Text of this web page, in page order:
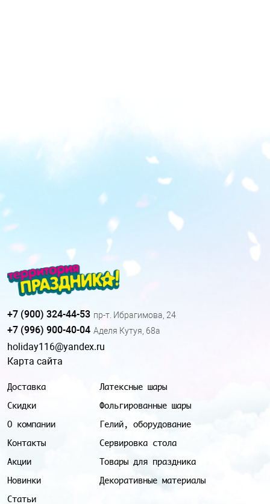
Доставка
Скидки
О компании
Контакты
Акции
Новинки
Статьи
Латексные шары
Фольгированные шары
Гелий, оборудование
Сервировка стола
Товары для праздника
Декоративные материалы
+7 (900) 324-44-53 пр-т. Ибрагимова, 24
+7 (996) 900-40-04 Аделя Кутуя, 68а
holiday116@yandex.ru
Карта сайта